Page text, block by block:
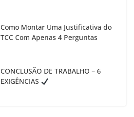
Como Montar Uma Justificativa do
TCC Com Apenas 4 Perguntas
CONCLUSÃO DE TRABALHO – 6
EXIGÊNCIAS